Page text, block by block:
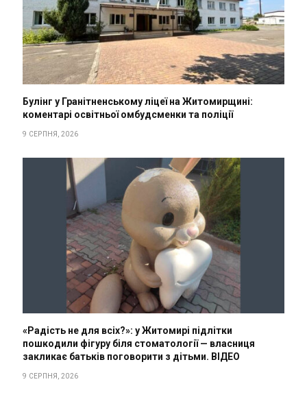
Булінг у Гранітненському ліцеї на Житомирщині:
коментарі освітньої омбудсменки та поліції
9 СЕРПНЯ, 2026
«Радість не для всіх?»: у Житомирі підлітки
пошкодили фігуру біля стоматології — власниця
закликає батьків поговорити з дітьми. ВІДЕО
9 СЕРПНЯ, 2026